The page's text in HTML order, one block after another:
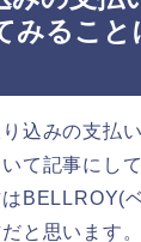
みること
込みの支払
て記事にし
BELLROY(
と思います